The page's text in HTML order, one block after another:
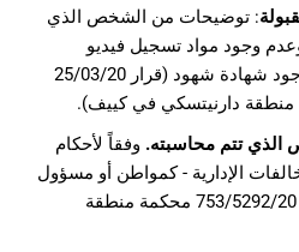
: توضيحات من الشخص الذي
وجود مواد تسجيل فيديو
للجريمة المرتكبة، وعدم وجود شهادة شهود (قرار 25/03/20
الذي تتم محاسبته. وفقاً لأحكام
المخالفات الإدارية - كمواطن أو مسؤول
(قرار 24 مارس 2020 رقم 753/5292/20 محكمة منطقة